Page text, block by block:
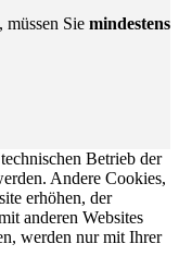
müssen Sie mindestens
Betrieb der
Andere Cookies,
erhöhen, der
anderen Websites
werden nur mit Ihrer